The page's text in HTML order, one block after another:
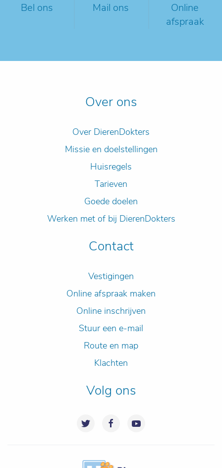
Bel ons Mail ons
Online
afspraak
Over ons
Over DierenDokters
Missie en doelstellingen
Huisregels
Tarieven
Goede doelen
Werken met of bij DierenDokters
Contact
Vestigingen
Online afspraak maken
Online inschrijven
Stuur een e-mail
Route en map
Klachten
Volg ons